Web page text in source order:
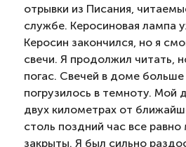
отрывки из Писания,
службе. Керосиновая лампа
Керосин закончился, но я
свечи. Я продолжил читать,
погас. Свечей в доме
погрузилось в темноту. Мой
двух километрах от
столь поздний час все
закрыты. Я был сильно